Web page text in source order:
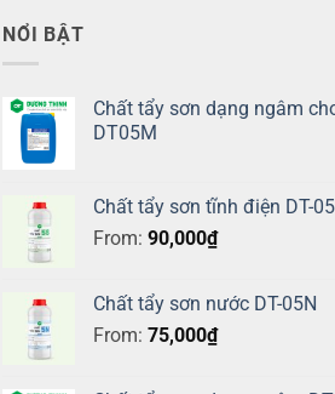
NỔI BẬT
Chất tẩy sơn dạng ngâm
DT05M
Chất tẩy sơn tĩnh điện DT-
From: 90,000₫
Chất tẩy sơn nước DT-05N
From: 75,000₫